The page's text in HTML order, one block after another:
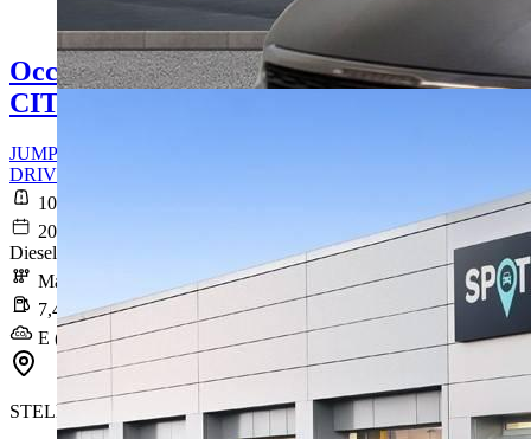
Occasion
CITROEN JUMPY
JUMPY CAB APPROFONDIE XL BLUEHDI 120 BVM6
DRIVER 340 NM
108 360 km
2020-09-24
Diesel
Manuelle
7,4 l/100km
E (194 g/km)
STELLANTIS &YOU LOMME